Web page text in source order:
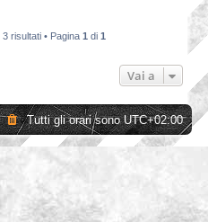
risultati • Pagina 1 di 1
Vai a
Tutti gli orari sonoUTC+02:00